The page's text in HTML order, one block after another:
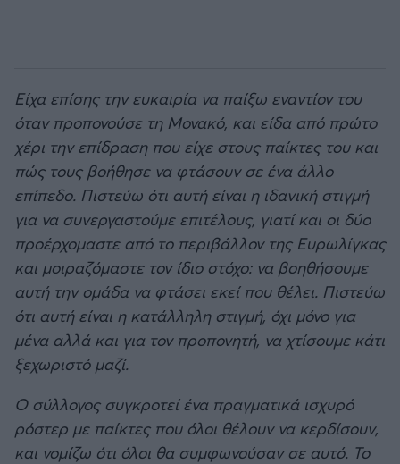
Είχα επίσης την ευκαιρία να παίξω εναντίον του
όταν προπονούσε τη Μονακό, και είδα από πρώτο
χέρι την επίδραση που είχε στους παίκτες του και
πώς τους βοήθησε να φτάσουν σε ένα άλλο
επίπεδο. Πιστεύω ότι αυτή είναι η ιδανική στιγμή
για να συνεργαστούμε επιτέλους, γιατί και οι δύο
προέρχομαστε από το περιβάλλον της Ευρωλίγκας
και μοιραζόμαστε τον ίδιο στόχο: να βοηθήσουμε
αυτή την ομάδα να φτάσει εκεί που θέλει. Πιστεύω
ότι αυτή είναι η κατάλληλη στιγμή, όχι μόνο για
μένα αλλά και για τον προπονητή, να χτίσουμε κάτι
ξεχωριστό μαζί.
Ο σύλλογος συγκροτεί ένα πραγματικά ισχυρό
ρόστερ με παίκτες που όλοι θέλουν να κερδίσουν,
και νομίζω ότι όλοι θα συμφωνούσαν σε αυτό. Το